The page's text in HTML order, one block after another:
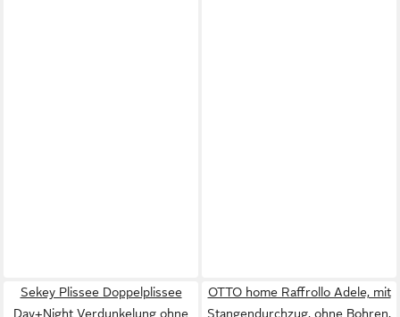
Sekey Plissee Doppelplissee
Day+Night Verdunkelung ohne
OTTO home Raffrollo Adele, mit
Stangendurchzug, ohne Bohren,